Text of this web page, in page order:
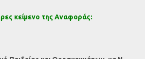
κείμενο της Αναφοράς: